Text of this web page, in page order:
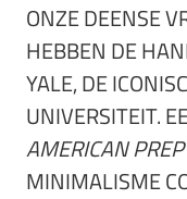
ONZE DEENSE
HEBBEN DE
YALE, DE
UNIVERSITEIT.
AMERICAN PREP
MINIMALISME